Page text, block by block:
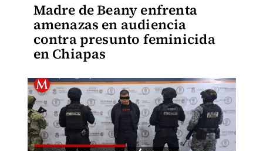
Madre de Beany enfrenta
amenazas en audiencia
contra presunto feminicida
en Chiapas